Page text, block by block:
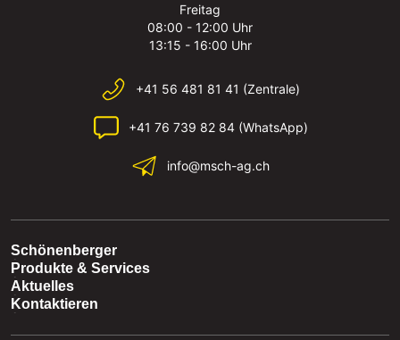
Freitag
08:00 - 12:00 Uhr
13:15 - 16:00 Uhr
+41 56 481 81 41 (Zentrale)
+41 76 739 82 84 (WhatsApp)
info@msch-ag.ch
Schönenberger
Produkte & Services
Aktuelles
Kontaktieren